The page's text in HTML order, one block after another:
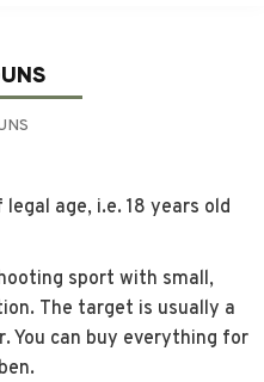
legal age, i.e. 18 years old
sport with small,
The target is usually a
You can buy everything for